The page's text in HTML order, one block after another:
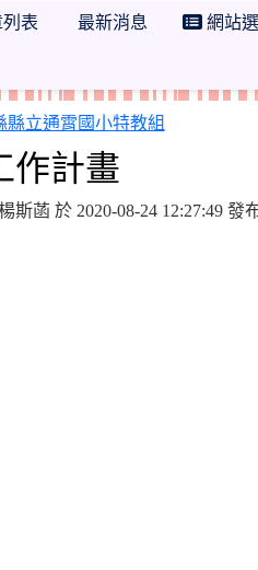
表 最新消息 網站
作計畫
斯菡 於 2020-08-24 12:27:49 發